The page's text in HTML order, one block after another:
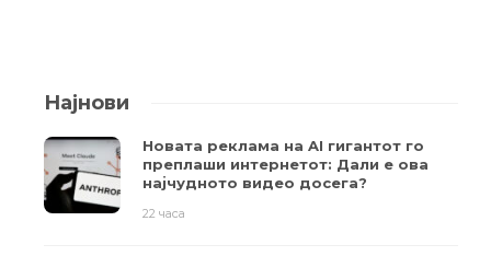
Најнови
Новата реклама на AI гигантот го
преплаши интернетот: Дали е ова
најчудното видео досега?
22 часа